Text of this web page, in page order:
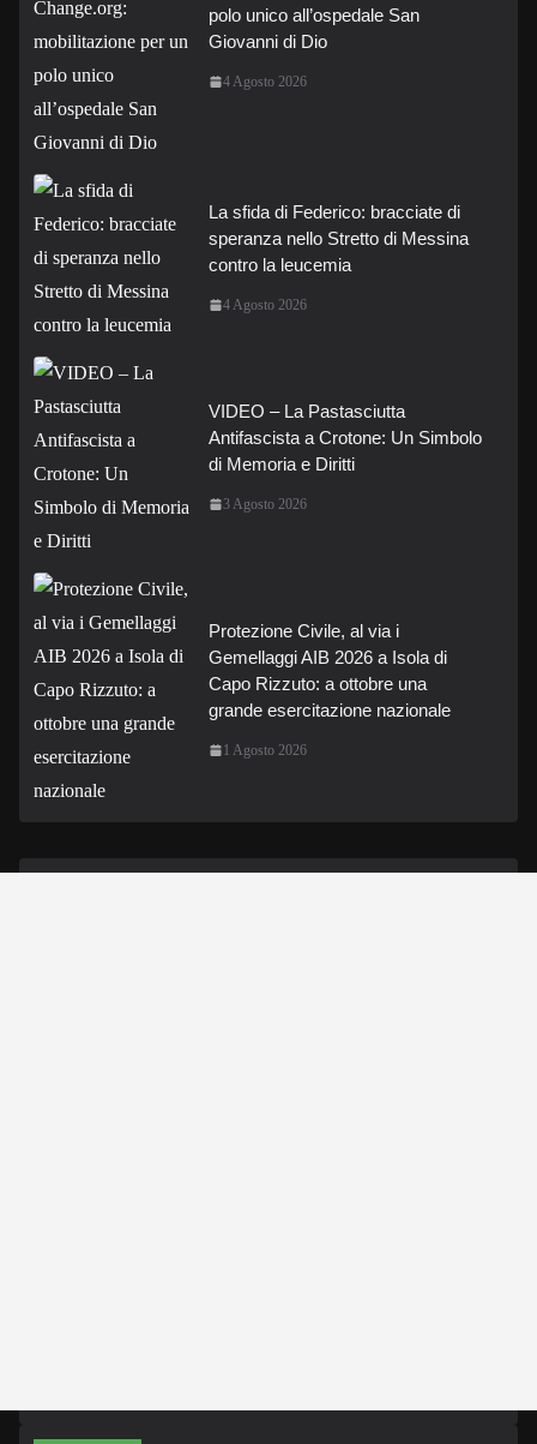
polo unico all’ospedale San
Giovanni di Dio
4 Agosto 2026
La sfida di Federico: bracciate di
speranza nello Stretto di Messina
contro la leucemia
4 Agosto 2026
VIDEO – La Pastasciutta
Antifascista a Crotone: Un Simbolo
di Memoria e Diritti
3 Agosto 2026
Protezione Civile, al via i
Gemellaggi AIB 2026 a Isola di
Capo Rizzuto: a ottobre una
grande esercitazione nazionale
1 Agosto 2026